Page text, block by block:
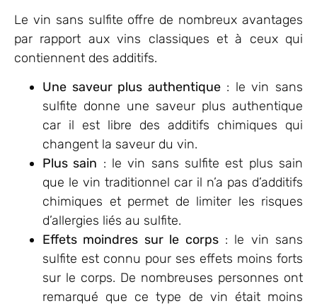
Le vin sans sulfite offre de nombreux avantages
par rapport aux vins classiques et à ceux qui
contiennent des additifs.
Une saveur plus authentique: le vin sans
sulfite donne une saveur plus authentique
car il est libre des additifs chimiques qui
changent la saveur du vin.
Plus sain : le vin sans sulfite est plus sain
que le vin traditionnel car il n’a pas d’additifs
chimiques et permet de limiter les risques
d’allergies liés au sulfite.
Effets moindres sur le corps: le vin sans
sulfite est connu pour ses effets moins forts
sur le corps. De nombreuses personnes ont
remarqué que ce type de vin était moins